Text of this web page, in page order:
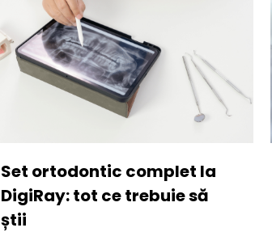
Set ortodontic complet la
DigiRay: tot ce trebuie să
știi